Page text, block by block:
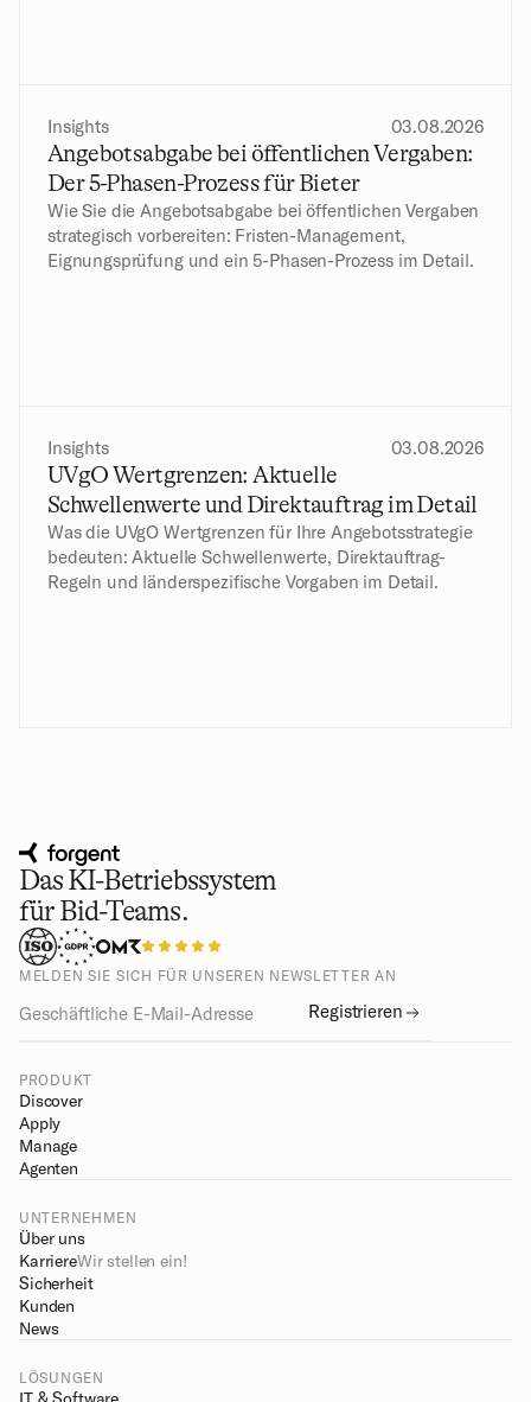
Insights 03.08.2026
Angebotsabgabe bei öffentlichen Vergaben:
Der 5-Phasen-Prozess für Bieter
Wie Sie die Angebotsabgabe bei öffentlichen Vergaben
strategisch vorbereiten: Fristen-Management,
Eignungsprüfung und ein 5-Phasen-Prozess im Detail.
Insights 03.08.2026
UVgO Wertgrenzen: Aktuelle
Schwellenwerte und Direktauftrag im Detail
Was die UVgO Wertgrenzen für Ihre Angebotsstrategie
bedeuten: Aktuelle Schwellenwerte, Direktauftrag-
Regeln und länderspezifische Vorgaben im Detail.
Das KI-Betriebssystem
für Bid-Teams.
MELDEN SIE SICH FÜR UNSEREN NEWSLETTER AN
Registrieren
PRODUKT
Discover
Apply
Manage
Agenten
UNTERNEHMEN
Über uns
KarriereWir stellen ein!
Sicherheit
Kunden
News
LÖSUNGEN
IT & Software